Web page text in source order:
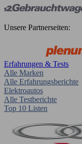
Unsere Partnerseiten:
Erfahrungen & Tests
Alle Marken
Alle Erfahrungsberichte
Elektroautos
Alle Testberichte
Top 10 Listen